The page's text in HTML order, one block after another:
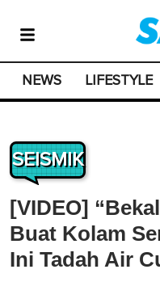
NEWS LIFESTYLE
SEISMIK
[VIDEO]
Buat Kolam
Ini Tadah Air